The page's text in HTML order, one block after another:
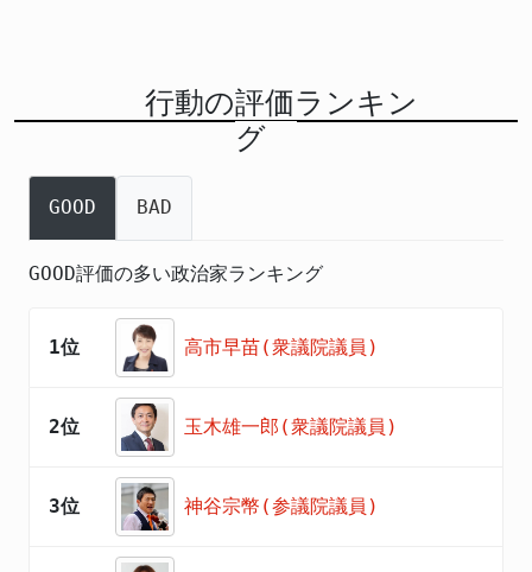
行動の評価ランキン
グ
GOOD BAD
GOOD評価の多い政治家ランキング
1位 高市早苗(衆議院議員)
2位 玉木雄一郎(衆議院議員)
3位 神谷宗幣(参議院議員)